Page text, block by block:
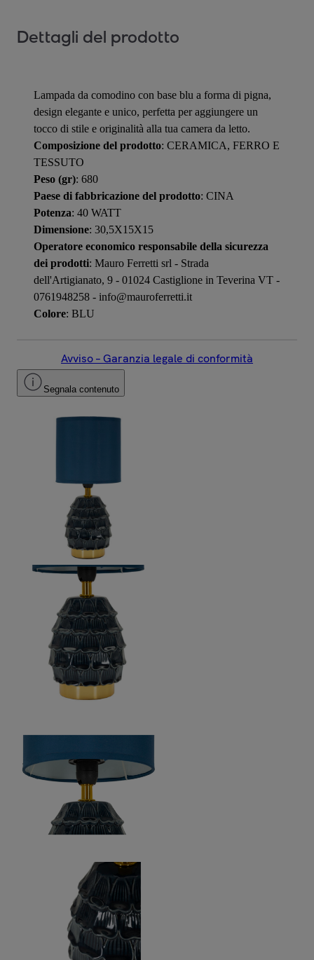
Dettagli del prodotto
Lampada da comodino con base blu a forma di pigna,
design elegante e unico, perfetta per aggiungere un
tocco di stile e originalità alla tua camera da letto.
Composizione del prodotto: CERAMICA, FERRO E
TESSUTO
Peso (gr): 680
Paese di fabbricazione del prodotto: CINA
Potenza: 40 WATT
Dimensione: 30,5X15X15
Operatore economico responsabile della sicurezza
dei prodotti: Mauro Ferretti srl - Strada
dell'Artigianato, 9 - 01024 Castiglione in Teverina VT -
0761948258 - info@mauroferretti.it
Colore: BLU
Avviso – Garanzia legale di conformità
Segnala contenuto